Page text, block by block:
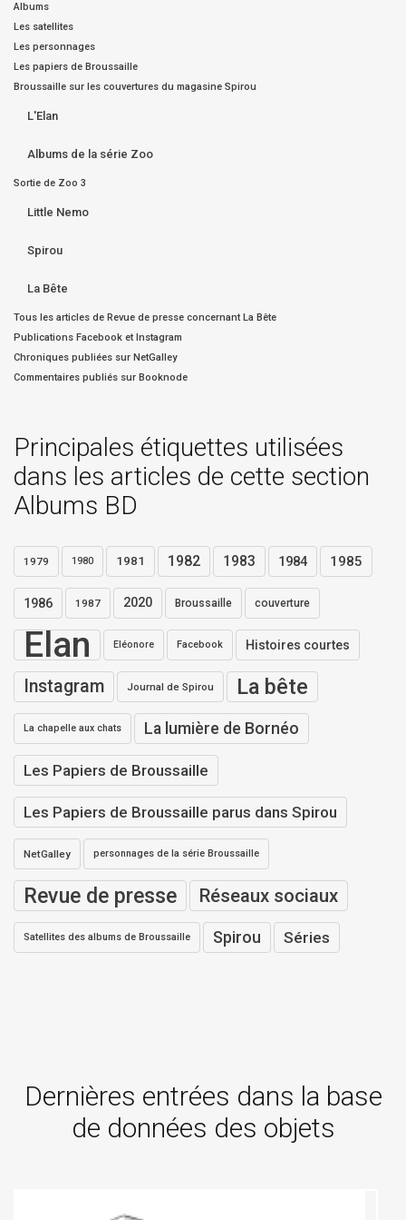
Albums
Les satellites
Les personnages
Les papiers de Broussaille
Broussaille sur les couvertures du magasine Spirou
L'Elan
Albums de la série Zoo
Sortie de Zoo 3
Little Nemo
Spirou
La Bête
Tous les articles de Revue de presse concernant La Bête
Publications Facebook et Instagram
Chroniques publiées sur NetGalley
Commentaires publiés sur Booknode
Principales étiquettes utilisées
dans les articles de cette section
Albums BD
1979 1980 1981 1982 1983 1984 1985
1986 1987 2020 Broussaille couverture
Elan Eléonore Facebook Histoires courtes
Instagram Journal de Spirou La bête
La chapelle aux chats La lumière de Bornéo
Les Papiers de Broussaille
Les Papiers de Broussaille parus dans Spirou
NetGalley personnages de la série Broussaille
Revue de presse Réseaux sociaux
Satellites des albums de Broussaille Spirou Séries
Dernières entrées dans la base
de données des objets